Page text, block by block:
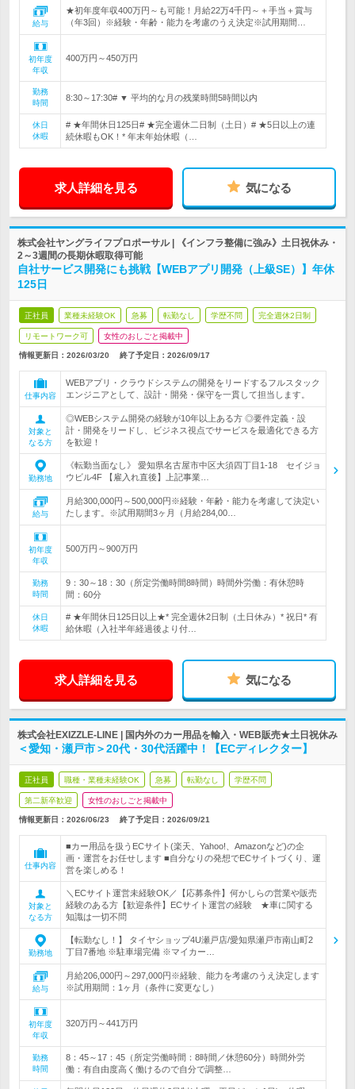
給与
★初年度年収400万円～も可能！月給22万4千円～＋手当＋賞与
（年3回）※経験・年齢・能力を考慮のうえ決定※試用期間…
初年度
年収
400万円～450万円
勤務
時間
8:30～17:30# ▼ 平均的な月の残業時間5時間以内
休日
休暇
# ★年間休日125日# ★完全週休二日制（土日）# ★5日以上の連
続休暇もOK！* 年末年始休暇（…
求人詳細を見る 気になる
株式会社ヤングライフプロポーサル | 《インフラ整備に強み》土日祝休み・
2～3週間の長期休暇取得可能
自社サービス開発にも挑戦【WEBアプリ開発（上級SE）】年休
125日
正社員 業種未経験OK 急募 転勤なし 学歴不問 完全週休2日制
リモートワーク可 女性のおしごと掲載中
情報更新日：2026/03/20 終了予定日： 2026/09/17
仕事内容
WEBアプリ・クラウドシステムの開発をリードするフルスタック
エンジニアとして、設計・開発・保守を一貫して担当します。
対象と
なる方
◎WEBシステム開発の経験が10年以上ある方 ◎要件定義・設
計・開発をリードし、ビジネス視点でサービスを最適化できる方
を歓迎！
勤務地
《転勤当面なし》 愛知県名古屋市中区大須四丁目1-18 セイジョ
ウビル4F 【雇入れ直後】上記事業…
給与
月給300,000円～500,000円※経験・年齢・能力を考慮して決定い
たします。※試用期間3ヶ月（月給284,00…
初年度
年収
500万円～900万円
勤務
時間
9：30～18：30（所定労働時間8時間）時間外労働：有休憩時
間：60分
休日
休暇
# ★年間休日125日以上★* 完全週休2日制（土日休み）* 祝日* 有
給休暇（入社半年経過後より付…
求人詳細を見る 気になる
株式会社EXIZZLE-LINE | 国内外のカー用品を輸入・WEB販売★土日祝休み
＜愛知・瀬戸市＞20代・30代活躍中！【ECディレクター】
正社員 職種・業種未経験OK 急募 転勤なし 学歴不問
第二新卒歓迎 女性のおしごと掲載中
情報更新日：2026/06/23 終了予定日： 2026/09/21
仕事内容
■カー用品を扱うECサイト(楽天、Yahoo!、Amazonなど)の企
画・運営をお任せします ■自分なりの発想でECサイトづくり、運
営を楽しめる！
対象と
なる方
＼ECサイト運営未経験OK／【応募条件】何かしらの営業や販売
経験のある方【歓迎条件】ECサイト運営の経験 ★車に関する
知識は一切不問
勤務地
【転勤なし！】 タイヤショップ4U瀬戸店/愛知県瀬戸市南山町2
丁目7番地 ※駐車場完備 ※マイカー…
給与
月給206,000円～297,000円※経験、能力を考慮のうえ決定します
※試用期間：1ヶ月（条件に変更なし）
初年度
年収
320万円～441万円
勤務
時間
8：45～17：45（所定労働時間：8時間／休憩60分）時間外労
働：有自由度高く働けるので自分で調整…